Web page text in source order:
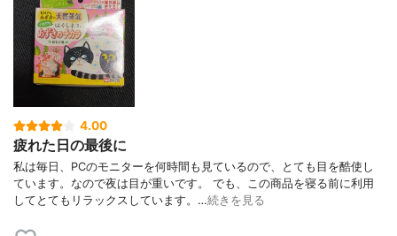
4.00
疲れた日の最後に
私は毎日、PCのモニターを何時間も見ているので、とても目を酷使し
ています。なので夜は目が重いです。 でも、この商品を寝る前に利用
してとてもリラックスしています。…続きを見る